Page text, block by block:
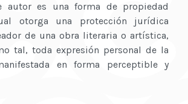
autor es una forma de propiedad
otorga una protección jurídica
de una obra literaria o artística,
tal, toda expresión personal de la
en forma perceptible y